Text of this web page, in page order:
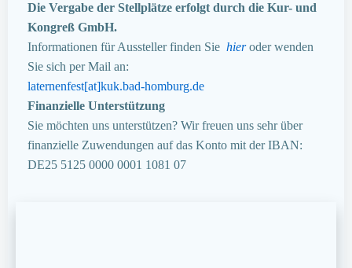
Die Vergabe der Stellplätze erfolgt durch die Kur- und
Kongreß GmbH.
Informationen für Aussteller finden Sie hieroder wenden
Sie sich per Mail an:
laternenfest[at]kuk.bad-homburg.de
Finanzielle Unterstützung
Sie möchten uns unterstützen? Wir freuen uns sehr über
finanzielle Zuwendungen auf das Konto mit der IBAN:
DE25 5125 0000 0001 1081 07